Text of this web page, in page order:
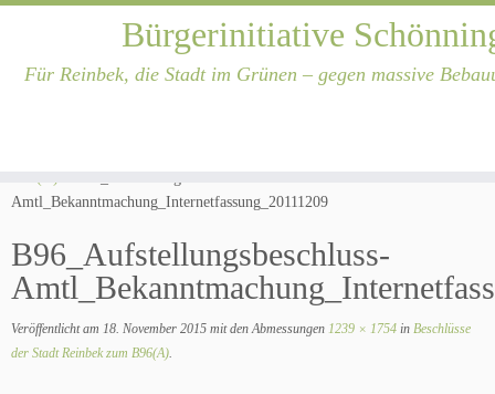
Bürgerinitiative
Für Reinbek, die Stadt im Grünen – gegen massive
Amtl_Bekanntmachung_Internetfassung_20111209
B96_Aufstellungsbeschluss-
Veröffentlicht am 18. November 2015 mit den Abmessungen 1239 × 1754 in Beschlüsse
der Stadt Reinbek zum B96(A).